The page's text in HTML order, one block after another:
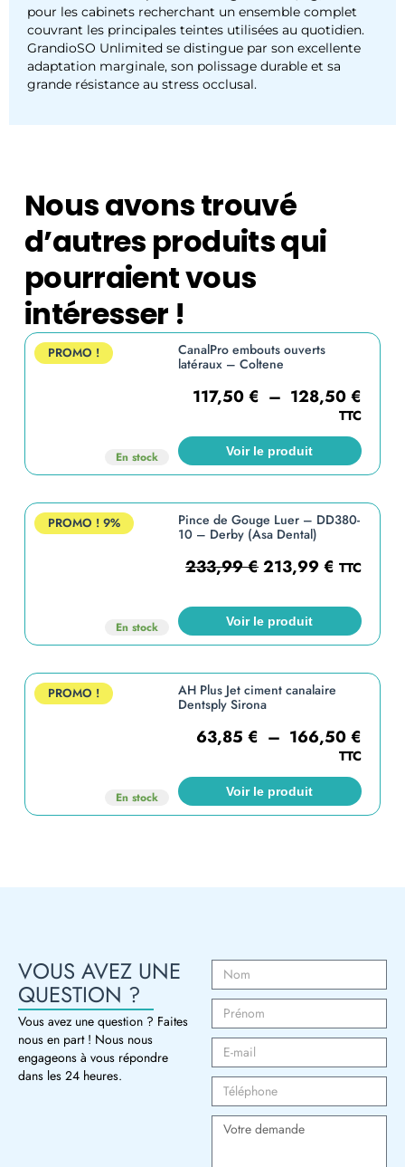
pour les cabinets recherchant un ensemble complet
couvrant les principales teintes utilisées au quotidien.
GrandioSO Unlimited se distingue par son excellente
adaptation marginale, son polissage durable et sa
grande résistance au stress occlusal.
Nous avons trouvé
d’autres produits qui
pourraient vous
intéresser !
PROMO !
En stock
CanalPro embouts ouverts
latéraux – Coltene
117,50€ – 128,50€
TTC
Voir le produit
PROMO ! 9%
En stock
Pince de Gouge Luer – DD380-
10 – Derby (Asa Dental)
233,99€213,99€ TTC
Voir le produit
PROMO !
En stock
AH Plus Jet ciment canalaire
Dentsply Sirona
63,85€ – 166,50€
TTC
Voir le produit
VOUS AVEZ UNE
QUESTION ?
Vous avez une question ? Faites
nous en part ! Nous nous
engageons à vous répondre
dans les 24 heures.